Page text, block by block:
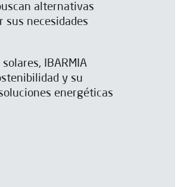
alternativas
sus necesidades
IBARMIA
y su
energéticas